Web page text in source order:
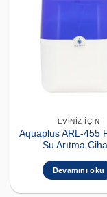
EVINIZ İÇIN
Aquaplus ARL-455
Su Arıtma
Devamını oku